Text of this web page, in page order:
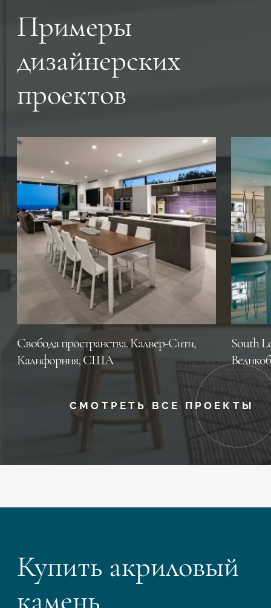
Примеры
дизайнерских
проектов
Свобода пространства. Калвер-Сити,
Калифорния, CША
South
СМОТРЕТЬ ВСЕ ПРОЕКТЫ
Купить акриловый
камень